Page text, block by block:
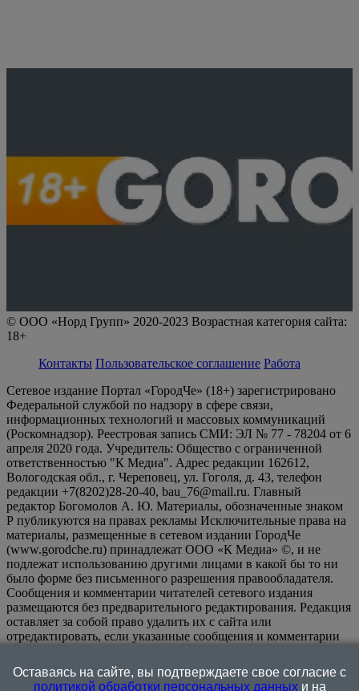
© ООО «Норд Групп» 2020-2023 Возрастная категория сайта:
18+
Контакты Пользовательское соглашение Работа
Сетевое издание Портал «ГородЧе» (18+) зарегистрировано
Федеральной службой по надзору в сфере связи,
информационных технологий и массовых коммуникаций
(Роскомнадзор). Реестровая запись СМИ: ЭЛ № 77 - 78204 от 6
апреля 2020 года. Учредитель: Общество с ограниченной
ответственностью "К Медиа". Адрес редакции 162612,
Вологодская обл., г. Череповец, ул. Гоголя, д. 43, телефон
редакции +7(8202)28-20-40, bau_76@mail.ru. Главный
редактор Богомолов А. Ю. Материалы, обозначенные знаком
Р публикуются на правах рекламы Исключительные права на
материалы, размещенные в сетевом издании ГородЧе
(www.gorodche.ru) принадлежат ООО «К Медиа» ©, и не
подлежат использованию другими лицами в какой бы то ни
было форме без письменного разрешения правообладателя.
Сообщения и комментарии читателей сетевого издания
размещаются без предварительного редактирования. Редакция
оставляет за собой право удалить их с сайта или
отредактировать, если указанные сообщения и комментарии
или нарушением иных требований закона.
информационном ресурсе применяются рекомендательные
Оставаясь на сайте, вы подтверждаете свое согласие с
политикой обработки персональных данныхи на